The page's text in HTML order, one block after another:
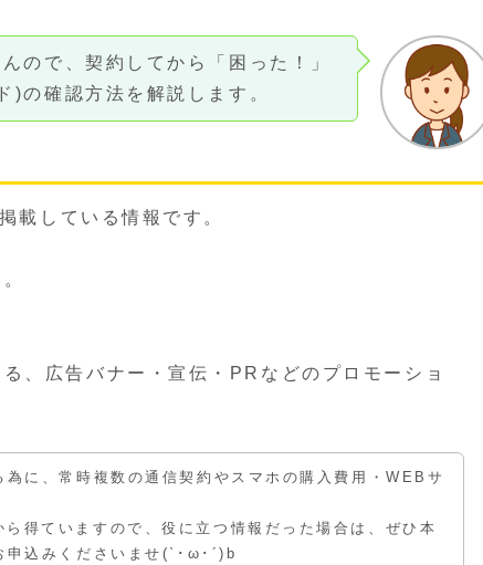
ので、契約してから「困った！」
)の確認方法を解説します。
載している情報です。
、広告バナー・宣伝・PRなどのプロモーショ
に、常時複数の通信契約やスマホの購入費用・WEBサ
得ていますので、役に立つ情報だった場合は、ぜひ本
申込みくださいませ(`･ω･´)b